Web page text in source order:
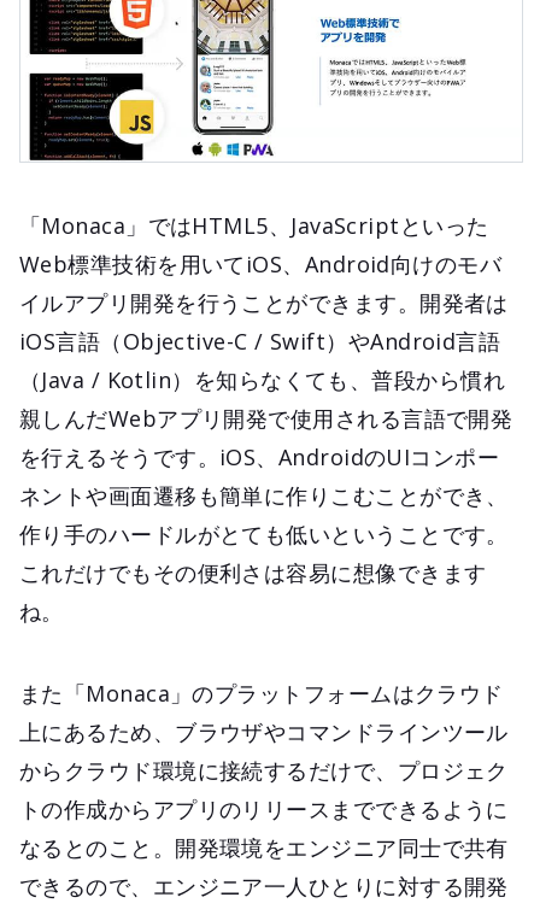
「Monaca」ではHTML5、JavaScriptといった
Web標準技術を⽤いてiOS、Android向けのモバ
イルアプリ開発を行うことができます。開発者は
iOS言語（Objective-C / Swift）やAndroid言語
（Java / Kotlin）を知らなくても、普段から慣れ
親しんだWebアプリ開発で使用される言語で開発
を行えるそうです。iOS、AndroidのUIコンポー
ネントや画面遷移も簡単に作りこむことができ、
作り手のハードルがとても低いということです。
これだけでもその便利さは容易に想像できます
ね。
また「Monaca」のプラットフォームはクラウド
上にあるため、ブラウザやコマンドラインツール
からクラウド環境に接続するだけで、プロジェク
トの作成からアプリのリリースまでできるように
なるとのこと。開発環境をエンジニア同士で共有
できるので、エンジニア一人ひとりに対する開発